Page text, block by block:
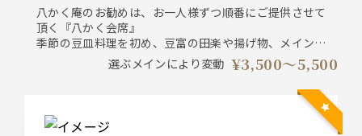
八かく庵のお勧めは、お一人様ずつ順番にご提供させて
頂く『八かく会席』
季節の豆皿料理を初め、豆富の田楽や揚げ物、メインに
お好みで選べる小鍋料理が人気の会席です。
選ぶメインにより変動 ¥3,500〜5,500